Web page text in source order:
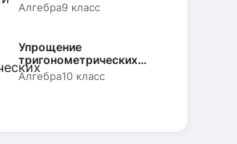
Алгебра9 класс
Упрощение
тригонометрических
выражений
Алгебра10 класс